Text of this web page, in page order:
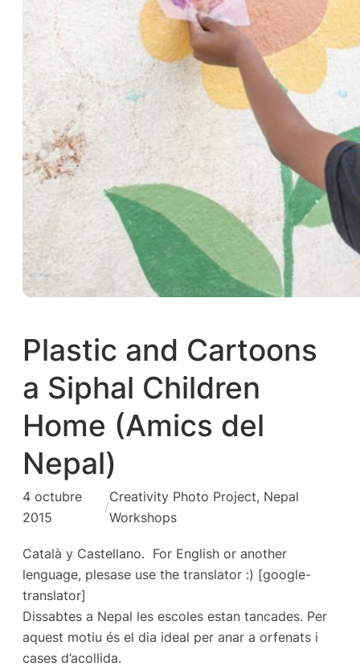
Plastic and Cartoons
a Siphal Children
Home (Amics del
Nepal)
4 octubre
2015
/
Creativity Photo Project, Nepal
Workshops
Català y Castellano. For English or another
lenguage, plesase use the translator :) [google-
translator]
Dissabtes a Nepal les escoles estan tancades. Per
aquest motiu és el dia ideal per anar a orfenats i
cases d’acollida.